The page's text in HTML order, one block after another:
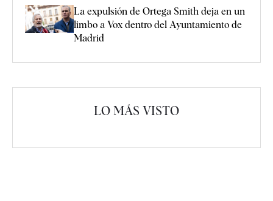
La expulsión de Ortega Smith deja en un
limbo a Vox dentro del Ayuntamiento de
Madrid
LO MÁS VISTO